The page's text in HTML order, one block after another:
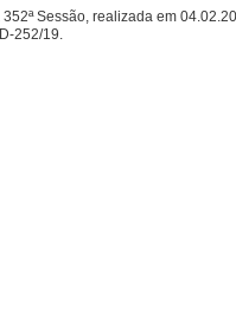
352ª Sessão, realizada em
252/19.